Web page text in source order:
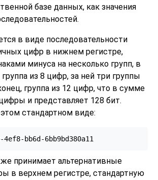
базе данных, как значения
в виде последовательности
цифр в нижнем регистре,
минуса на несколько групп, в
из 8 цифр, за ней три группы
группа из 12 цифр, что в сумме
и представляет 128 бит.
стандартном виде:
4ef8-bb6d-6bb9bd380a11
принимает альтернативные
в верхнем регистре, стандартную